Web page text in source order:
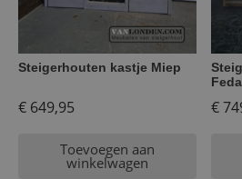
Steigerhouten kastje Miep
€ 649,95
Toevoegen aan
winkelwagen
Feda
€